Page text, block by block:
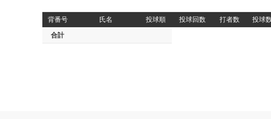
背番号 氏名 投球順 投球回数 打者数 投球
合計